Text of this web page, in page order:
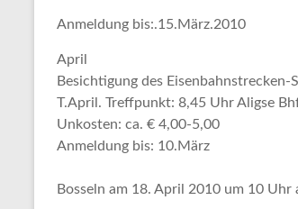
Anmeldung bis:.15.März.2010
April
Besichtigung des Eisenbahnstrecken-
T.April. Treffpunkt: 8,45 Uhr Aligse
Unkosten: ca. € 4,00-5,00
Anmeldung bis: 10.März
Bosseln am 18. April 2010 um 10 Uhr